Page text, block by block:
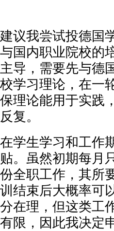
建议我尝试投德国
与国内职业院校的
主导，需要先与德
校学习理论，在一
保理论能用于实践
反复。
在学生学习和工作
贴。虽然初期每月
份全职工作，其所
训结束后大概率可
分在理，但这类工
有限，因此我决定